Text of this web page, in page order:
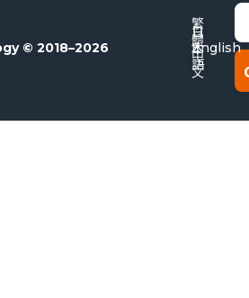
English
繁
體
中
文
日
本
語
© 2018–2026